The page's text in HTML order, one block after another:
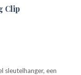
Clip
sleutelhanger, een